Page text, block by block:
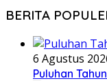
BERITA
6 Agustus
Puluhan